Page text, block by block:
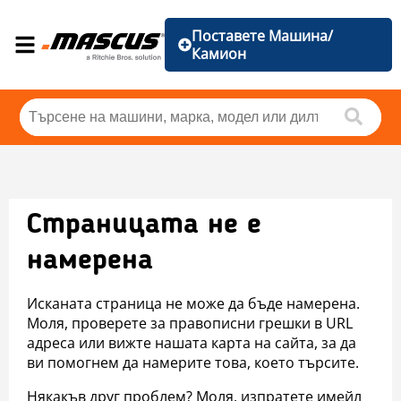
Поставете Машина/
Камион
Страницата не е
намерена
Исканата страница не може да бъде намерена.
Моля, проверете за правописни грешки в URL
адреса или вижте нашата карта на сайта, за да
ви помогнем да намерите това, което търсите.
Някакъв друг проблем? Моля, изпратете имейл